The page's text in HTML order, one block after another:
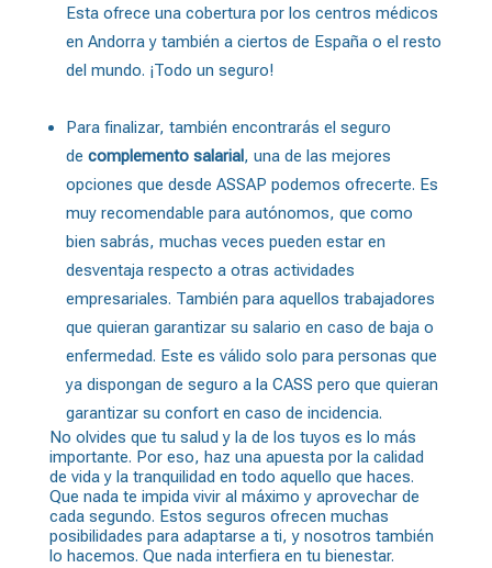
Esta ofrece una cobertura por los centros médicos
en Andorra y también a ciertos de España o el resto
del mundo. ¡Todo un seguro!
Para finalizar, también encontrarás el seguro
de complemento salarial , una de las mejores
opciones que desde ASSAP podemos ofrecerte. Es
muy recomendable para autónomos, que como
bien sabrás, muchas veces pueden estar en
desventaja respecto a otras actividades
empresariales. También para aquellos trabajadores
que quieran garantizar su salario en caso de baja o
enfermedad. Este es válido solo para personas que
ya dispongan de seguro a la CASS pero que quieran
garantizar su confort en caso de incidencia.
No olvides que tu salud y la de los tuyos es lo más
importante. Por eso, haz una apuesta por la calidad
de vida y la tranquilidad en todo aquello que haces.
Que nada te impida vivir al máximo y aprovechar de
cada segundo. Estos seguros ofrecen muchas
posibilidades para adaptarse a ti, y nosotros también
lo hacemos. Que nada interfiera en tu bienestar.